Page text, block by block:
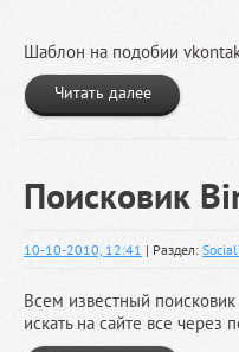
Шаблон на подобии
Читать далее
Поисковик
10-10-2010, 12:41 | Раздел:
Всем известный
искать на сайте все через